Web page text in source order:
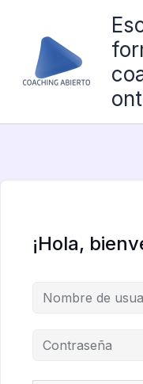
contenido
¡Hola,